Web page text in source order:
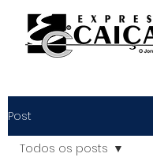
Post
Todos os posts